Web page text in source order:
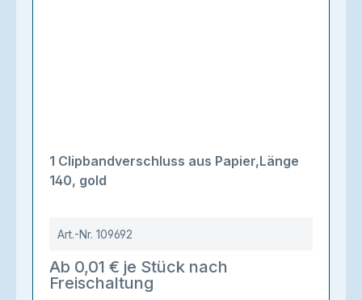
1 Clipbandverschluss aus Papier,Länge
140, gold
Art.-Nr. 109692
Ab 0,01 € je Stück nach
Freischaltung